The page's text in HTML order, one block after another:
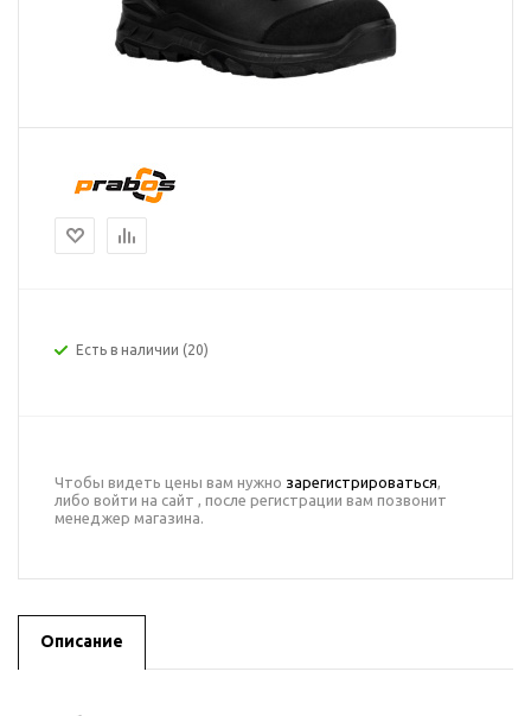
Есть в наличии (20)
Чтобы видеть цены вам нужно зарегистрироваться,
либо войти на сайт , после регистрации вам позвонит
менеджер магазина.
Описание